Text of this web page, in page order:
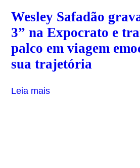
Wesley Safadão
3” na Expocrato e
palco em viagem
sua trajetória
Leia mais